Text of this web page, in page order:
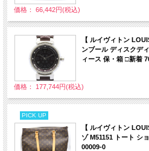
価格： 66,442円(税込)
【 ルイヴィトン
ンブール ディスクデ
ィース 保・箱 □新着
価格： 177,744円(税込)
PICK UP
【 ルイヴィトン
ゾ M51151 トート シ
00009-0